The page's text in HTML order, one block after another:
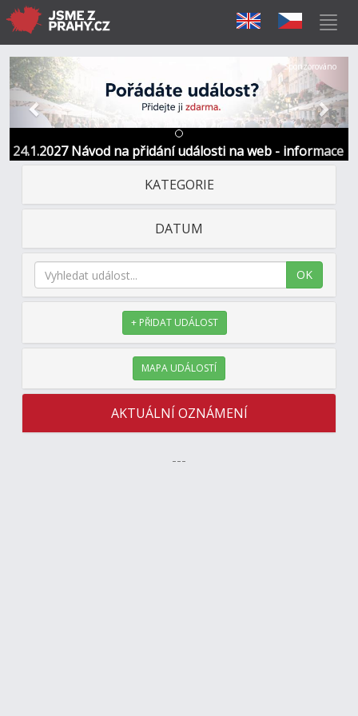
24.1.2027 Návod na přidání události na web - informace
a kontakt
Předchozí Další
Sponzorováno
KATEGORIE
DATUM
OK
+ PŘIDAT UDÁLOST
MAPA UDÁLOSTÍ
AKTUÁLNÍ OZNÁMENÍ
---